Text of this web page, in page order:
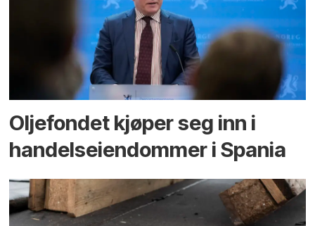
Oljefondet kjøper seg inn i
handels­eiendommer i Spania